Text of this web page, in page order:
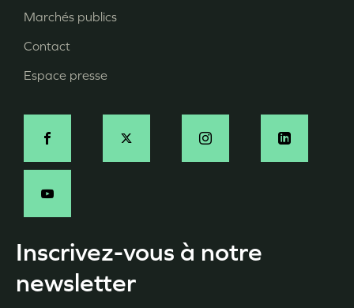
page
Marchés publics
Contact
Espace presse
Social
Inscrivez-vous à notre
newsletter